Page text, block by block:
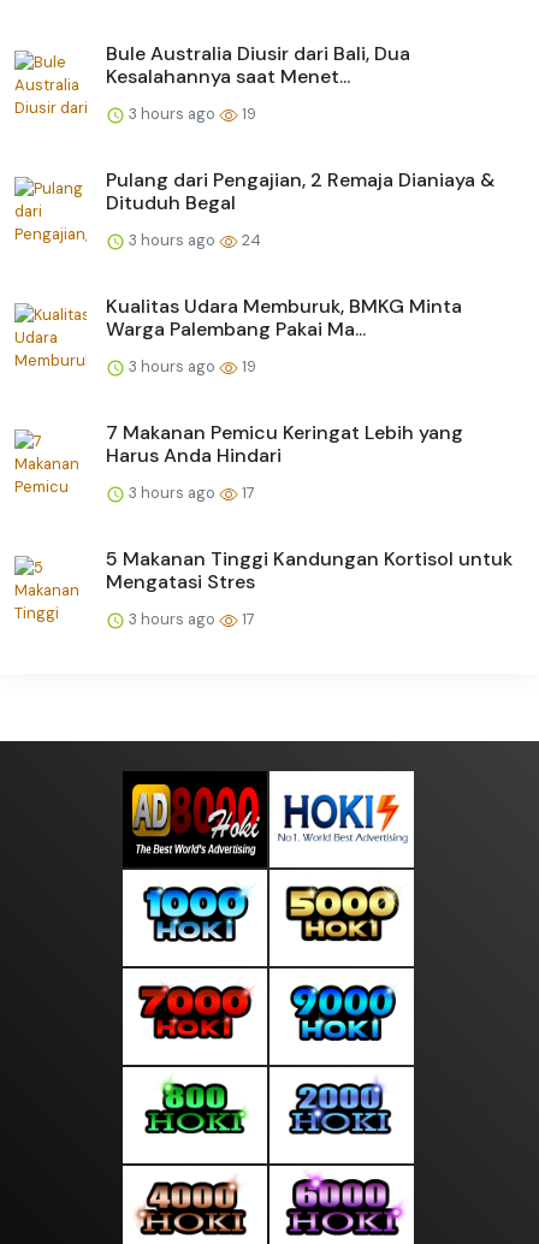
Bule Australia Diusir dari Bali, Dua
Kesalahannya saat Menet...
3 hours ago 19
Pulang dari Pengajian, 2 Remaja Dianiaya &
Dituduh Begal
3 hours ago 24
Kualitas Udara Memburuk, BMKG Minta
Warga Palembang Pakai Ma...
3 hours ago 19
7 Makanan Pemicu Keringat Lebih yang
Harus Anda Hindari
3 hours ago 17
5 Makanan Tinggi Kandungan Kortisol untuk
Mengatasi Stres
3 hours ago 17